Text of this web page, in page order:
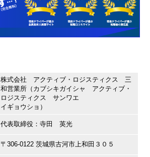
株式会社 アクティブ・ロジスティクス 三
和営業所（カブシキガイシャ アクティブ・
ロジスティクス サンワエ
イギョウショ）
代表取締役：寺田 英光
〒306-0122 茨城県古河市上和田３０５